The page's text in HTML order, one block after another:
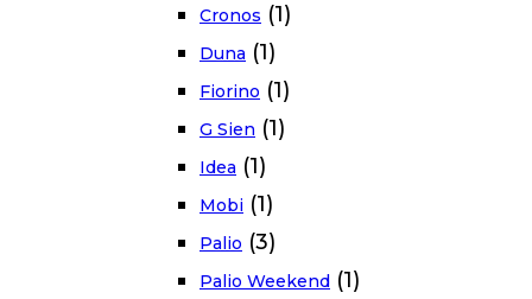
Cronos (1)
Duna (1)
Fiorino (1)
G Sien (1)
Idea (1)
Mobi (1)
Palio (3)
Palio Weekend (1)